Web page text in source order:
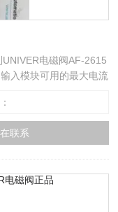
电磁阀AF-2615
入模块可用的最大电流
以实现的可用性。典型
功能正常且安全运行的
电压外部电压供给根据
联系